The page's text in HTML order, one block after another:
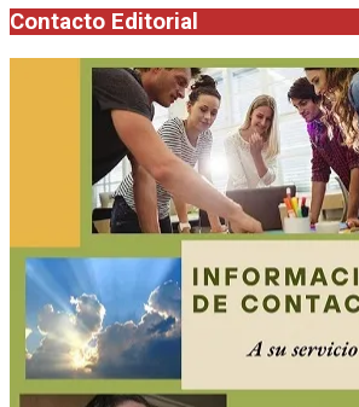
Contacto Editorial